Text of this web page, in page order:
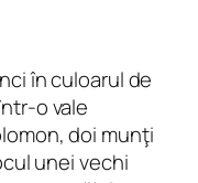
în culoarul de
o vale
doi munţi
unei vechi